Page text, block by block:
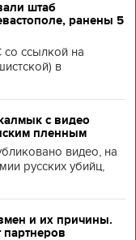
штаб
ранены 5
со ссылкой на
в
с видео
пленным
видео, на
русских убийц,
и их причины.
партнеров